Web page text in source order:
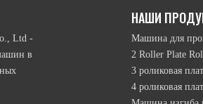
Ltd -
в
НАШИ
Машина для
2 Roller Plate
3 роликовая
4 роликовая